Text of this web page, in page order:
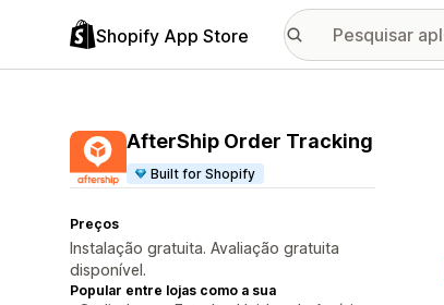
Shopify App Store
AfterShip Order Tracking
Built for Shopify
Preços
Instalação gratuita. Avaliação gratuita
disponível.
Popular entre lojas como a sua